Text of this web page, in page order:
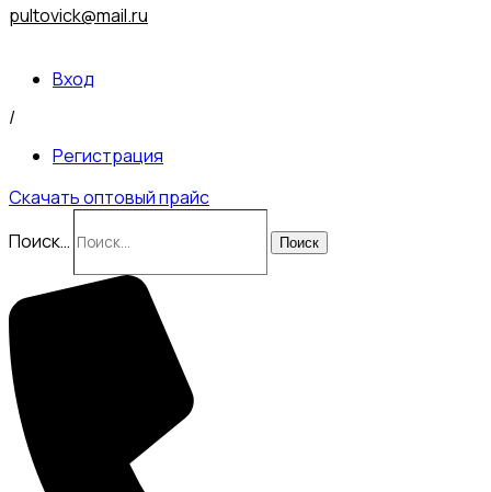
pultovick@mail.ru
Вход
/
Регистрация
Скачать оптовый прайс
Поиск…
Поиск